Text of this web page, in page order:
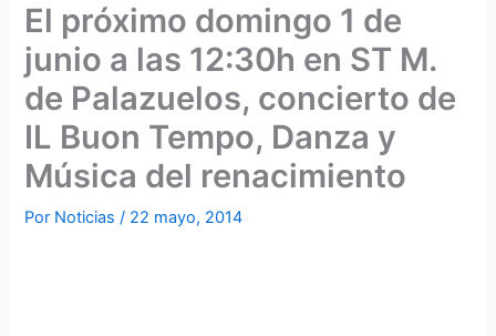
El próximo domingo 1 de
junio a las 12:30h en ST M.
de Palazuelos, concierto de
IL Buon Tempo, Danza y
Música del renacimiento
Por Noticias/ 22 mayo, 2014